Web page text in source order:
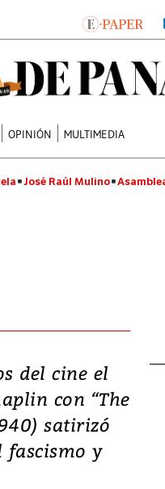
OPINIÓN MULTIMEDIA
José Raúl Mulino
del cine el
con “The
satirizó
fascismo y
Terremoto
y graves